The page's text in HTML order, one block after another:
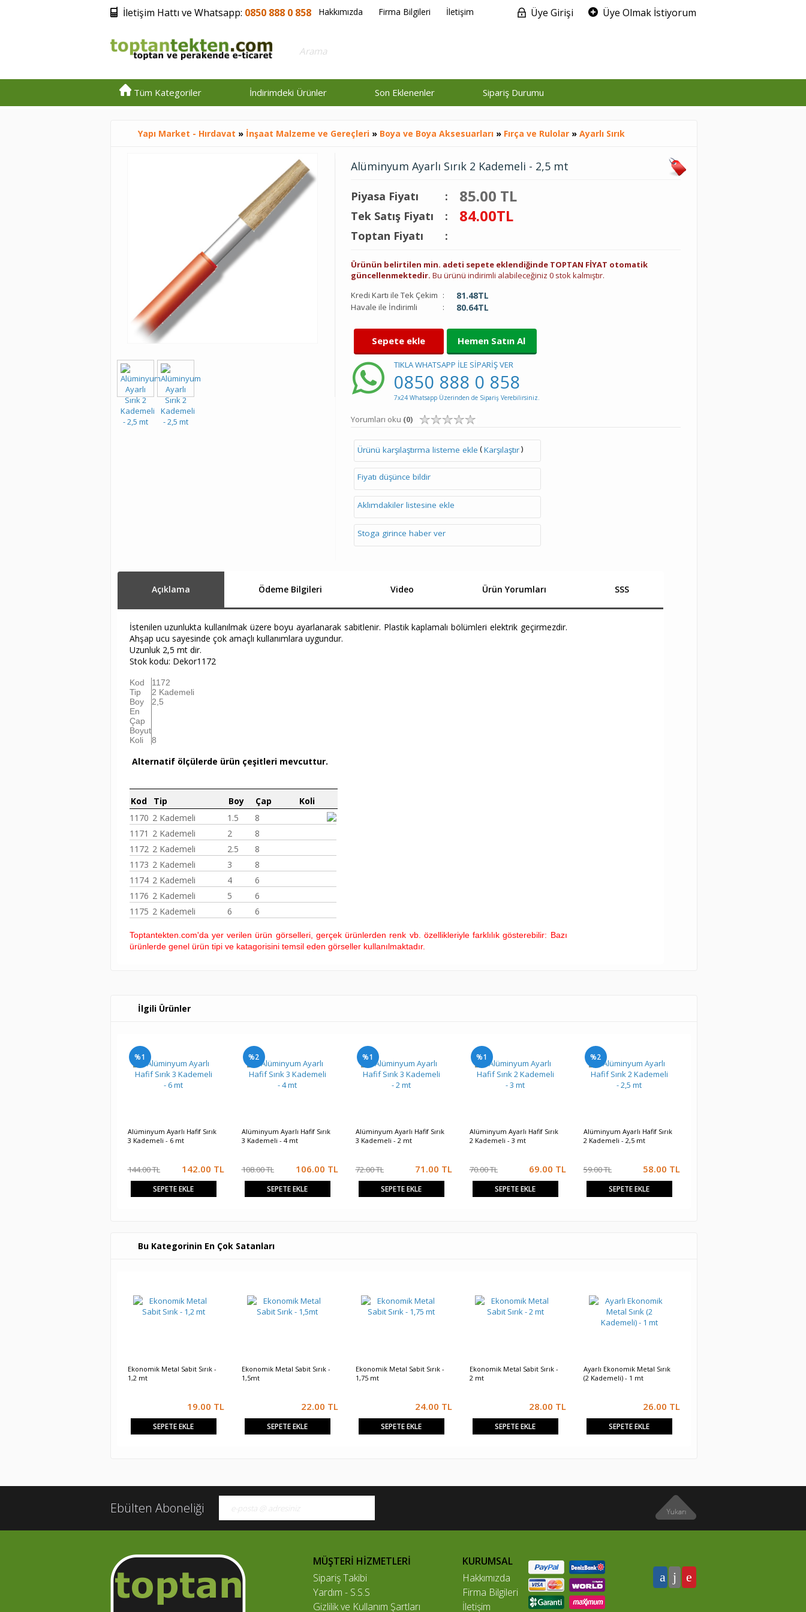
İletişim Hattı ve Whatsapp: 0850 888 0 858 Hakkımızda Firma Bilgileri İletişim Üye Girişi Üye Olmak İstiyorum
Tüm Kategoriler İndirimdeki Ürünler Son Eklenenler Sipariş Durumu
Yapı Market - Hırdavat » İnşaat Malzeme ve Gereçleri» Boya ve Boya Aksesuarları» Fırça ve Rulolar» Ayarlı Sırık
Alüminyum Ayarlı Sırık 2 Kademeli - 2,5 mt
Piyasa Fiyatı : 85.00 TL
Tek Satış Fiyatı : 84.00TL
Toptan Fiyatı :
Ürünün belirtilen min. adeti sepete eklendiğinde TOPTAN FİYAT otomatik
güncellenmektedir. Bu ürünü indirimli alabileceğiniz 0 stok kalmıştır.
Kredi Kartı ile Tek Çekim : 81.48TL
Havale ile İndirimli : 80.64TL
Sepete ekle Hemen Satın Al
TIKLA WHATSAPP İLE SİPARİŞ VER
0850 888 0 858
7x24 Whatsapp Üzerinden de Sipariş Verebilirsiniz.
Yorumları oku (0)
Ürünü karşılaştırma listeme ekle (Karşılaştır)
Fiyatı düşünce bildir
Aklımdakiler listesine ekle
Stoga girince haber ver
Açıklama Ödeme Bilgileri Video Ürün Yorumları SSS
İstenilen uzunlukta kullanılmak üzere boyu ayarlanarak sabitlenir. Plastik kaplamalı bölümleri elektrik geçirmezdir.
Ahşap ucu sayesinde çok amaçlı kullanımlara uygundur.
Uzunluk 2,5 mt dir.
Stok kodu: Dekor1172
Kod
1172
Tip
2 Kademeli
Boy
2,5
En
Çap
Boyut
Koli
8
Alternatif ölçülerde ürün çeşitleri mevcuttur.
Kod Tip Boy Çap
Koli
1170 2 Kademeli 1.5
8
1171 2 Kademeli 2
8
1172 2 Kademeli 2.5
8
1173 2 Kademeli 3
8
1174 2 Kademeli 4
6
1176 2 Kademeli 5
6
1175 2 Kademeli 6 6
Toptantekten.com'da yer verilen ürün görselleri, gerçek ürünlerden renk vb. özellikleriyle farklılık gösterebilir: Bazı
ürünlerde genel ürün tipi ve katagorisini temsil eden görseller kullanılmaktadır.
İlgili Ürünler
%1
Alüminyum Ayarlı Hafif Sırık
3 Kademeli - 6 mt
144.00 TL 142.00 TL
SEPETE EKLE
%2
Alüminyum Ayarlı Hafif Sırık
3 Kademeli - 4 mt
108.00 TL 106.00 TL
SEPETE EKLE
%1
Alüminyum Ayarlı Hafif Sırık
3 Kademeli - 2 mt
72.00 TL 71.00 TL
SEPETE EKLE
%1
Alüminyum Ayarlı Hafif Sırık
2 Kademeli - 3 mt
70.00 TL 69.00 TL
SEPETE EKLE
%2
Alüminyum Ayarlı Hafif Sırık
2 Kademeli - 2,5 mt
59.00 TL 58.00 TL
SEPETE EKLE
Bu Kategorinin En Çok Satanları
Ekonomik Metal Sabit Sırık -
1,2 mt
19.00 TL
SEPETE EKLE
Ekonomik Metal Sabit Sırık -
1,5mt
22.00 TL
SEPETE EKLE
Ekonomik Metal Sabit Sırık -
1,75 mt
24.00 TL
SEPETE EKLE
Ekonomik Metal Sabit Sırık -
2 mt
28.00 TL
SEPETE EKLE
Ayarlı Ekonomik Metal Sırık
(2 Kademeli) - 1 mt
26.00 TL
SEPETE EKLE
Ebülten Aboneliği
MÜŞTERİ HİZMETLERİ
Sipariş Takibi
Yardım - S.S.S
Gizlilik ve Kullanım Şartları
KURUMSAL
Hakkımızda
Firma Bilgileri
İletişim